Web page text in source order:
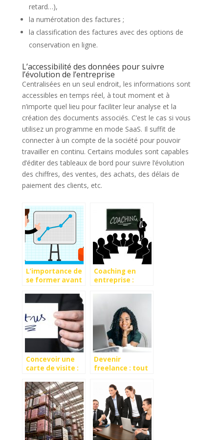
retard…),
la numérotation des factures ;
la classification des factures avec des options de
conservation en ligne.
L’accessibilité des données pour suivre
l’évolution de l’entreprise
Centralisées en un seul endroit, les informations sont
accessibles en temps réel, à tout moment et à
n’importe quel lieu pour faciliter leur analyse et la
création des documents associés. C’est le cas si vous
utilisez un programme en mode SaaS. Il suffit de
connecter à un compte de la société pour pouvoir
travailler en continu. Certains modules sont capables
d’éditer des tableaux de bord pour suivre l’évolution
des chiffres, des ventes, des achats, des délais de
paiement des clients, etc.
L’importance de
se former avant
Coaching en
entreprise :
collaborateurs
Concevoir une
carte de visite :
Devenir
freelance : tout
minutes